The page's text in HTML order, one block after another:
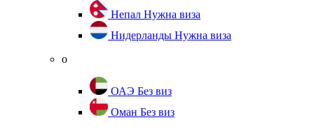
Непал Нужна виза
Нидерланды Нужна виза
о
ОАЭ Без виз
Оман Без виз